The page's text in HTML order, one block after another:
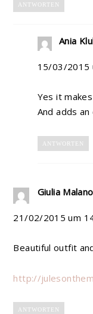
ANTWORTEN
Ania
15/03/2015
Yes it
And adds
ANTWORTEN
Giulia Malano
21/02/2015 um
Beautiful outfit
http://
ANTWORTEN